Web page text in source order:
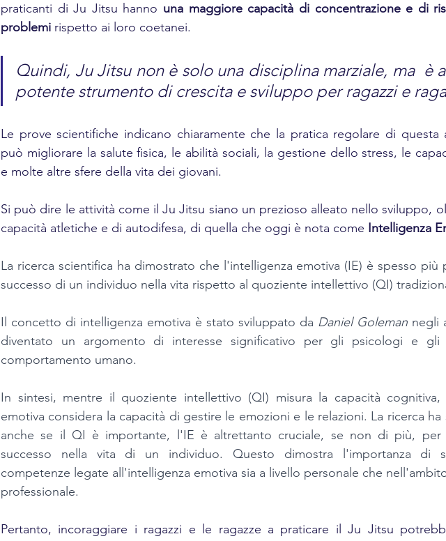
praticanti di Ju Jitsu hanno una maggiore capacità di concentrazione e di
problemi rispetto ai loro coetanei.
Quindi, Ju Jitsu non è solo una disciplina marziale, ma  è
potente strumento di crescita e sviluppo per ragazzi e
Le prove scientifiche indicano chiaramente che la pratica regolare di questa
può migliorare la salute fisica, le abilità sociali, la gestione dello stress, le
e molte altre sfere della vita dei giovani.
Si può dire le attività come il Ju Jitsu siano un prezioso alleato nello sviluppo,
capacità atletiche e di autodifesa, di quella che oggi è nota come Intelligenza
La ricerca scientifica ha dimostrato che l'intelligenza emotiva (IE) è spesso più
successo di un individuo nella vita rispetto al quoziente intellettivo (QI)
Il concetto di intelligenza emotiva è stato sviluppato da Daniel Goleman negli
diventato un argomento di interesse significativo per gli psicologi e gli
comportamento umano.
In sintesi, mentre il quoziente intellettivo (QI) misura la capacità cognitiva,
emotiva considera la capacità di gestire le emozioni e le relazioni. La ricerca
anche se il QI è importante, l'IE è altrettanto cruciale, se non di più, per
successo nella vita di un individuo. Questo dimostra l'importanza di
competenze legate all'intelligenza emotiva sia a livello personale che
professionale.
Pertanto, incoraggiare i ragazzi e le ragazze a praticare il Ju Jitsu